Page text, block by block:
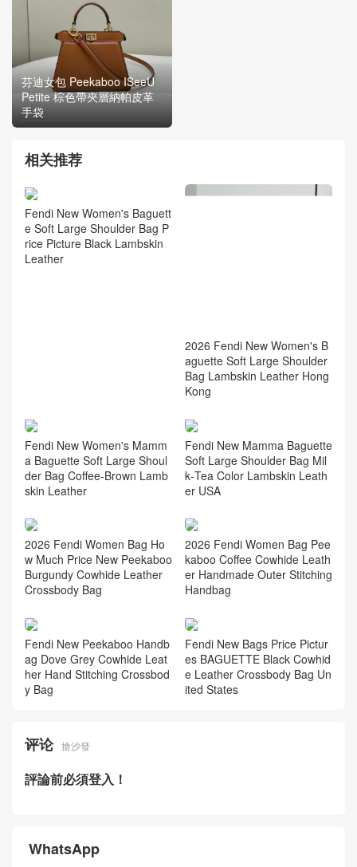
芬迪女包 Peekaboo ISeeU
Petite 棕色帶夾層納帕皮革
手袋
相关推荐
Fendi New Women's Baguett
e Soft Large Shoulder Bag P
rice Picture Black Lambskin
Leather
2026 Fendi New Women's B
aguette Soft Large Shoulder
Bag Lambskin Leather Hong
Kong
Fendi New Women's Mamm
a Baguette Soft Large Shoul
der Bag Coffee‑Brown Lamb
skin Leather
Fendi New Mamma Baguette
Soft Large Shoulder Bag Mil
k‑Tea Color Lambskin Leath
er USA
2026 Fendi Women Bag Ho
w Much Price New Peekaboo
Burgundy Cowhide Leather
Crossbody Bag
2026 Fendi Women Bag Pee
kaboo Coffee Cowhide Leath
er Handmade Outer Stitching
Handbag
Fendi New Peekaboo Handb
ag Dove Grey Cowhide Leat
her Hand Stitching Crossbod
y Bag
Fendi New Bags Price Pictur
es BAGUETTE Black Cowhid
e Leather Crossbody Bag Un
ited States
评论 搶沙發
評論前必須登入！
WhatsApp